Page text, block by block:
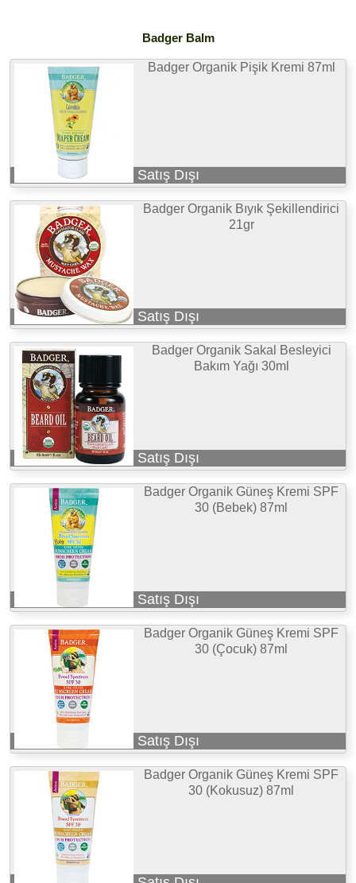
Badger Balm
Badger Organik Pişik Kremi 87ml
Satış Dışı
Badger Organik Bıyık Şekillendirici
21gr
Satış Dışı
Badger Organik Sakal Besleyici
Bakım Yağı 30ml
Satış Dışı
Badger Organik Güneş Kremi SPF
30 (Bebek) 87ml
Satış Dışı
Badger Organik Güneş Kremi SPF
30 (Çocuk) 87ml
Satış Dışı
Badger Organik Güneş Kremi SPF
30 (Kokusuz) 87ml